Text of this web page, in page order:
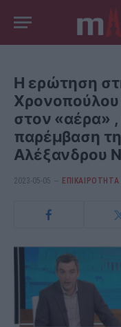
Η ερώτηση
Χρονοπούλου
στον «αέρα» ,
παρέμβαση
Αλέξανδρου
2023-05-05 ΕΠΙΚΑΙΡΟΤΗΤΑ